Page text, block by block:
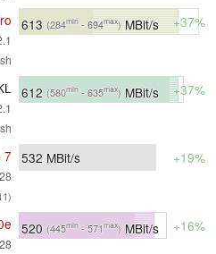
613 (284min - 694max)MBit/s +37%
612 (580min - 635max) MBit/s +37%
7 532 MBit/s +19%
520 (445min - 571max) MBit/s +16%